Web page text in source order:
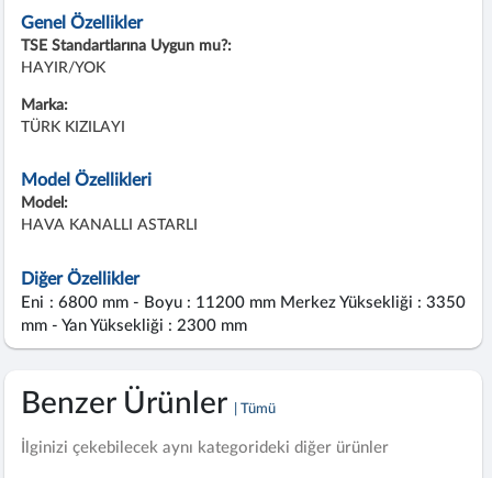
Genel Özellikler
TSE Standartlarına Uygun mu?:
HAYIR/YOK
Marka:
TÜRK KIZILAYI
Model Özellikleri
Model:
HAVA KANALLI ASTARLI
Diğer Özellikler
Eni : 6800 mm - Boyu : 11200 mm Merkez Yüksekliği : 3350
mm - Yan Yüksekliği : 2300 mm
Benzer Ürünler | Tümü
İlginizi çekebilecek aynı kategorideki diğer ürünler